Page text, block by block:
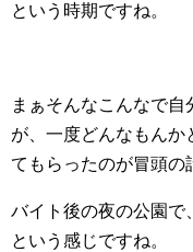
という時期ですね。
まぁそんなこんなで
が、一度どんなもん
てもらったのが冒頭の
バイト後の夜の公園
という感じですね。